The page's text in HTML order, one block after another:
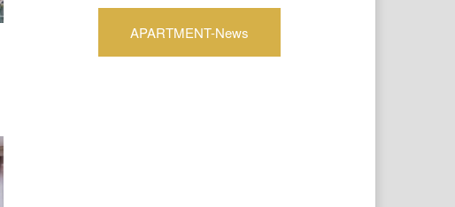
APARTMENT-News